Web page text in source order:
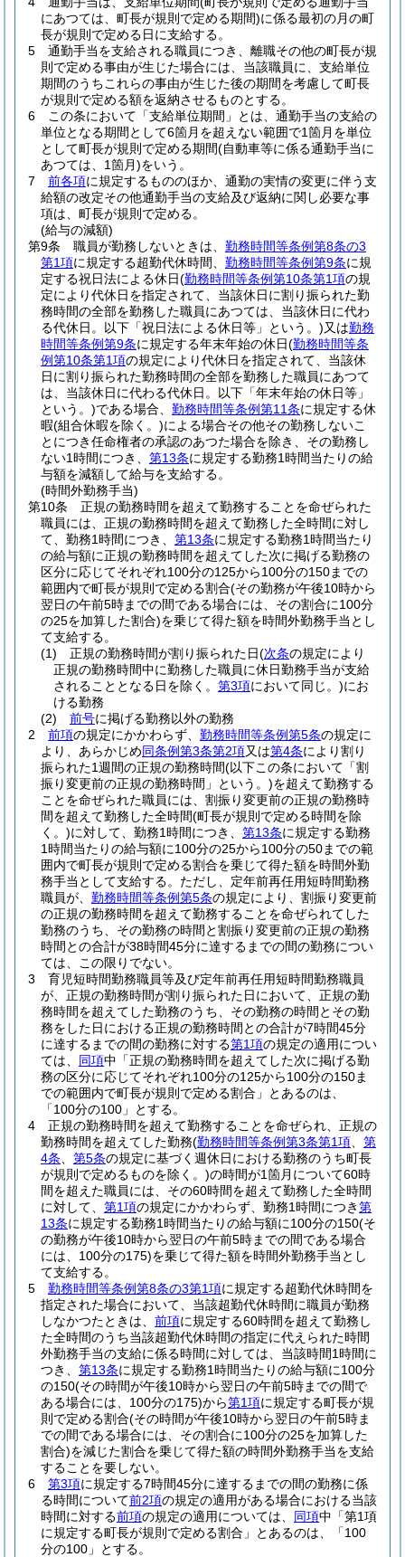
にあつては、町長が規則で定める期間)に係る最初の月の町
長が規則で定める日に支給する。
5
通勤手当を支給される職員につき、離職その他の町長が規
則で定める事由が生じた場合には、当該職員に、支給単位
期間のうちこれらの事由が生じた後の期間を考慮して町長
が規則で定める額を返納させるものとする。
6
この条において「支給単位期間」とは、通勤手当の支給の
単位となる期間として6箇月を超えない範囲で1箇月を単位
として町長が規則で定める期間(自動車等に係る通勤手当に
あつては、1箇月)をいう。
7
前各項に規定するもののほか、通勤の実情の変更に伴う支
給額の改定その他通勤手当の支給及び返納に関し必要な事
項は、町長が規則で定める。
(給与の減額)
第9条
職員が勤務しないときは、 勤務時間等条例第8条の3
第1項に規定する超勤代休時間、 勤務時間等条例第9条に規
定する祝日法による休日(勤務時間等条例第10条第1項の規
定により代休日を指定されて、当該休日に割り振られた勤
務時間の全部を勤務した職員にあつては、当該休日に代わ
る代休日。以下「祝日法による休日等」という。)又は勤務
時間等条例第9条に規定する年末年始の休日(勤務時間等条
例第10条第1項の規定により代休日を指定されて、当該休
日に割り振られた勤務時間の全部を勤務した職員にあつて
は、当該休日に代わる代休日。以下「年末年始の休日等」
という。)である場合、 勤務時間等条例第11条に規定する休
暇(組合休暇を除く。)による場合その他その勤務しないこ
とにつき任命権者の承認のあつた場合を除き、その勤務し
ない1時間につき、 第13条に規定する勤務1時間当たりの給
与額を減額して給与を支給する。
(時間外勤務手当)
第10条
正規の勤務時間を超えて勤務することを命ぜられた
職員には、正規の勤務時間を超えて勤務した全時間に対し
て、勤務1時間につき、 第13条に規定する勤務1時間当たり
の給与額に正規の勤務時間を超えてした次に掲げる勤務の
区分に応じてそれぞれ100分の125から100分の150までの
範囲内で町長が規則で定める割合(その勤務が午後10時から
翌日の午前5時までの間である場合には、その割合に100分
の25を加算した割合)を乗じて得た額を時間外勤務手当とし
て支給する。
(1)
正規の勤務時間が割り振られた日(次条の規定により
正規の勤務時間中に勤務した職員に休日勤務手当が支給
されることとなる日を除く。 第3項において同じ。)にお
ける勤務
(2)
前号に掲げる勤務以外の勤務
2
前項の規定にかかわらず、 勤務時間等条例第5条の規定に
より、あらかじめ同条例第3条第2項又は第4条により割り
振られた1週間の正規の勤務時間(以下この条において「割
振り変更前の正規の勤務時間」という。)を超えて勤務する
ことを命ぜられた職員には、割振り変更前の正規の勤務時
間を超えて勤務した全時間(町長が規則で定める時間を除
く。)に対して、勤務1時間につき、 第13条に規定する勤務
1時間当たりの給与額に100分の25から100分の50までの範
囲内で町長が規則で定める割合を乗じて得た額を時間外勤
務手当として支給する。 ただし、定年前再任用短時間勤務
職員が、 勤務時間等条例第5条の規定により、割振り変更前
の正規の勤務時間を超えて勤務することを命ぜられてした
勤務のうち、その勤務の時間と割振り変更前の正規の勤務
時間との合計が38時間45分に達するまでの間の勤務につい
ては、この限りでない。
3
育児短時間勤務職員等及び定年前再任用短時間勤務職員
が、正規の勤務時間が割り振られた日において、正規の勤
務時間を超えてした勤務のうち、その勤務の時間とその勤
務をした日における正規の勤務時間との合計が7時間45分
に達するまでの間の勤務に対する第1項の規定の適用につい
ては、 同項中「正規の勤務時間を超えてした次に掲げる勤
務の区分に応じてそれぞれ100分の125から100分の150ま
での範囲内で町長が規則で定める割合」とあるのは、
「100分の100」とする。
4
正規の勤務時間を超えて勤務することを命ぜられ、正規の
勤務時間を超えてした勤務(勤務時間等条例第3条第1項
第
4条
第5条の規定に基づく週休日における勤務のうち町長
が規則で定めるものを除く。)の時間が1箇月について60時
間を超えた職員には、その60時間を超えて勤務した全時間
に対して、 第1項の規定にかかわらず、勤務1時間につき第
13条に規定する勤務1時間当たりの給与額に100分の150(そ
の勤務が午後10時から翌日の午前5時までの間である場合
には、100分の175)を乗じて得た額を時間外勤務手当とし
て支給する。
5
勤務時間等条例第8条の3第1項に規定する超勤代休時間を
指定された場合において、当該超勤代休時間に職員が勤務
しなかつたときは、 前項に規定する60時間を超えて勤務し
た全時間のうち当該超勤代休時間の指定に代えられた時間
外勤務手当の支給に係る時間に対しては、当該時間1時間に
つき、 第13条に規定する勤務1時間当たりの給与額に100分
の150(その時間が午後10時から翌日の午前5時までの間で
ある場合には、100分の175)から第1項に規定する町長が規
則で定める割合(その時間が午後10時から翌日の午前5時ま
での間である場合には、その割合に100分の25を加算した
割合)を減じた割合を乗じて得た額の時間外勤務手当を支給
することを要しない。
6
第3項に規定する7時間45分に達するまでの間の勤務に係
る時間について前2項の規定の適用がある場合における当該
時間に対する前項の規定の適用については、 同項中「第1項
に規定する町長が規則で定める割合」とあるのは、「100
分の100」とする。